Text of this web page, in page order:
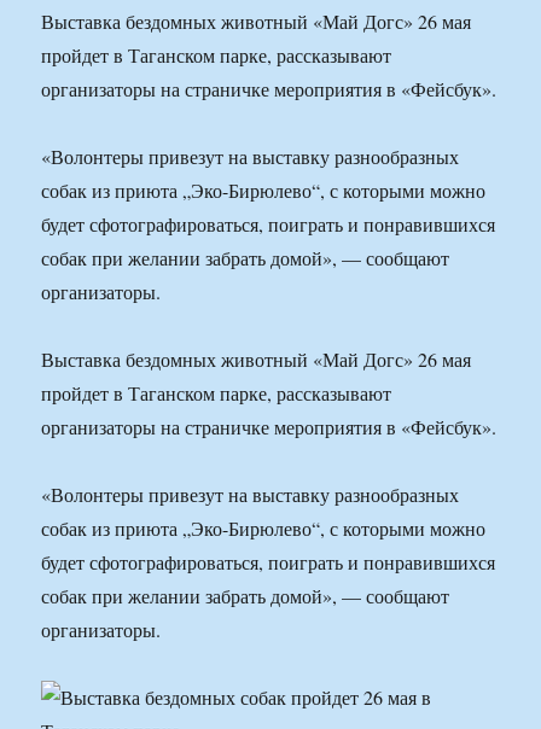
Выставка бездомных животный «Май Догс» 26 мая
пройдет в Таганском парке, рассказывают
организаторы на страничке мероприятия в «Фейсбук».
«Волонтеры привезут на выставку разнообразных
собак из приюта „Эко-Бирюлево“, с которыми можно
будет сфотографироваться, поиграть и понравившихся
собак при желании забрать домой», — сообщают
организаторы.
Выставка бездомных животный «Май Догс» 26 мая
пройдет в Таганском парке, рассказывают
организаторы на страничке мероприятия в «Фейсбук».
«Волонтеры привезут на выставку разнообразных
собак из приюта „Эко-Бирюлево“, с которыми можно
будет сфотографироваться, поиграть и понравившихся
собак при желании забрать домой», — сообщают
организаторы.